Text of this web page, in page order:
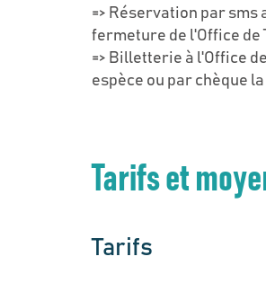
=> Réservation par sms
fermeture de l'Office de
=> Billetterie à l'Office
espèce ou par chèque
Tarifs et
Tarifs